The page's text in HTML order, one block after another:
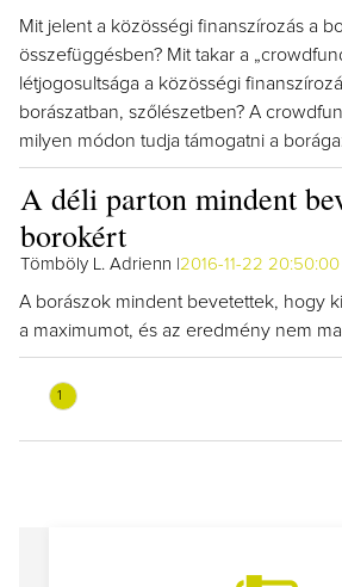
Mit jelent a közösségi finanszírozás a
összefüggésben? Mit takar a
létjogosultsága a közösségi
borászatban, szőlészetben? A
milyen módon tudja támogatni a
A déli parton mindent
borokért
Tömböly L. Adrienn | 2016-11-22 20:50:00
A borászok mindent bevetettek, hogy
a maximumot, és az eredmény nem
1